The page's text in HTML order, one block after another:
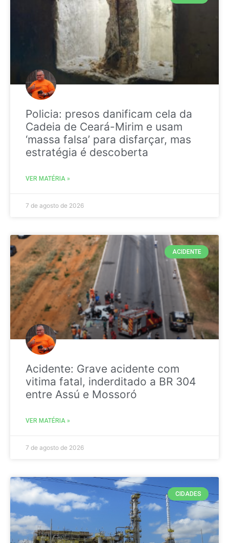
Policia: presos danificam cela da
Cadeia de Ceará-Mirim e usam
‘massa falsa’ para disfarçar, mas
estratégia é descoberta
VER MATÉRIA »
7 de agosto de 2026
ACIDENTE
Acidente: Grave acidente com
vitima fatal, inderditado a BR 304
entre Assú e Mossoró
VER MATÉRIA »
7 de agosto de 2026
CIDADES